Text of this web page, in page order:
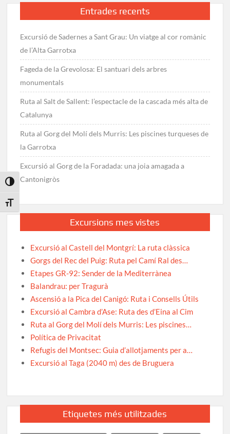
Toggle High Contrast
Toggle Font size
Entrades recents
Excursió de Sadernes a Sant Grau: Un viatge al cor romànic
de l’Alta Garrotxa
Fageda de la Grevolosa: El santuari dels arbres
monumentals
Ruta al Salt de Sallent: l’espectacle de la cascada més alta de
Catalunya
Ruta al Gorg del Molí dels Murris: Les piscines turqueses de
la Garrotxa
Excursió al Gorg de la Foradada: una joia amagada a
Cantonigròs
Excursions mes vistes
Excursió al Castell del Montgrí: La ruta clàssica
Gorgs del Rec del Puig: Ruta pel Camí Ral des…
Etapes GR-92: Sender de la Mediterrànea
Balandrau: per Tragurà
Ascensió a la Pica del Canigó: Ruta i Consells Útils
Excursió al Cambra d’Ase: Ruta des d’Eina al Cim
Ruta al Gorg del Molí dels Murris: Les piscines…
Política de Privacitat
Refugis del Montsec: Guia d’allotjaments per a…
Excursió al Taga (2040 m) des de Bruguera
Etiquetes més utilitzades